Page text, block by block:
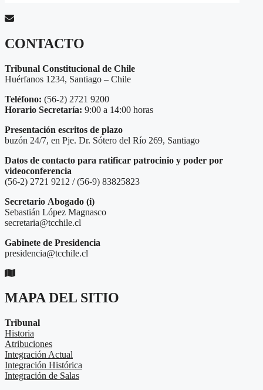
CONTACTO
Tribunal Constitucional de Chile
Huérfanos 1234, Santiago – Chile
Teléfono: (56-2) 2721 9200
Horario Secretaría: 9:00 a 14:00 horas
Presentación escritos de plazo
buzón 24/7, en Pje. Dr. Sótero del Río 269, Santiago
Datos de contacto para ratificar patrocinio y poder por
videoconferencia
(56-2) 2721 9212 / (56-9) 83825823
Secretario Abogado (i)
Sebastián López Magnasco
secretaria@tcchile.cl
Gabinete de Presidencia
presidencia@tcchile.cl
MAPA DEL SITIO
Tribunal
Historia
Atribuciones
Integración Actual
Integración Histórica
Integración de Salas